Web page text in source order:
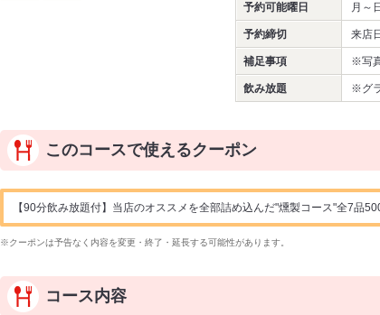
予約可能曜日 月～
予約締切 来店
補足事項 ※写
飲み放題 ※グ
このコースで使えるクーポン
【90分飲み放題付】当店のオススメを全部詰め込んだ"燻製コース"全7品
※クーポンは予告なく内容を変更・終了・延長する可能性があります。
コース内容